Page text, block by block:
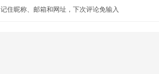
记住昵称、邮箱和网址，下次评论免输入